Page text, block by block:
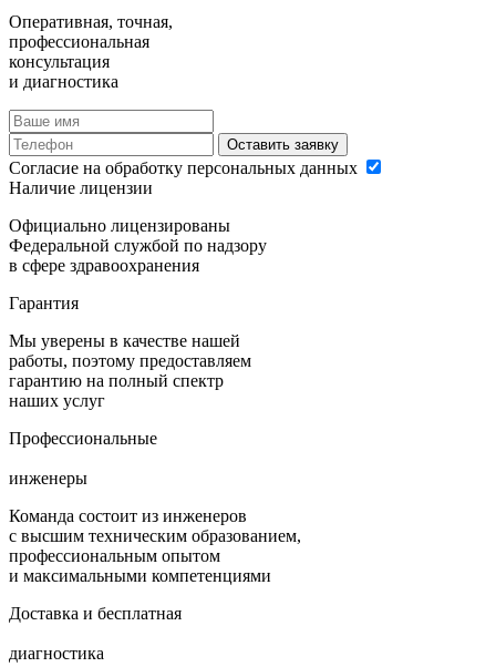
Оперативная, точная,
профессиональная
консультация
и диагностика
Оставить заявку
Согласие на обработку персональных данных
Наличие лицензии
Официально лицензированы
Федеральной службой по надзору
в сфере здравоохранения
Гарантия
Мы уверены в качестве нашей
работы, поэтому предоставляем
гарантию на полный спектр
наших услуг
Профессиональные
инженеры
Команда состоит из инженеров
с высшим техническим образованием,
профессиональным опытом
и максимальными компетенциями
Доставка и бесплатная
диагностика